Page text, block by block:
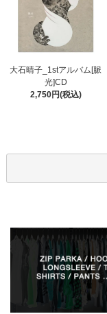
大石晴子_1stアルバム[脈
光]CD
2,750円(税込)